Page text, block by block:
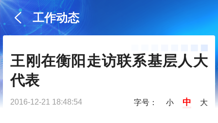
工作动态
王刚在衡阳走访联系基层人大
代表
2016-12-21 18:48:54 字号： 小 中 大